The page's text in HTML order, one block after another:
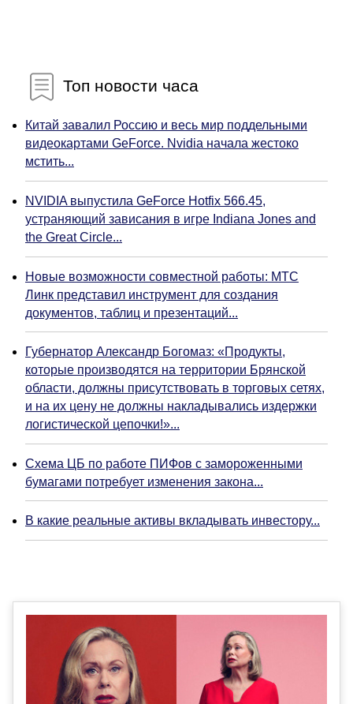
Топ новости часа
Китай завалил Россию и весь мир поддельными
видеокартами GeForce. Nvidia начала жестоко
мстить...
NVIDIA выпустила GeForce Hotfix 566.45,
устраняющий зависания в игре Indiana Jones and
the Great Circle...
Новые возможности совместной работы: МТС
Линк представил инструмент для создания
документов, таблиц и презентаций...
Губернатор Александр Богомаз: «Продукты,
которые производятся на территории Брянской
области, должны присутствовать в торговых сетях,
и на их цену не должны накладывались издержки
логистической цепочки!»...
Схема ЦБ по работе ПИФов с замороженными
бумагами потребует изменения закона...
В какие реальные активы вкладывать инвестору...